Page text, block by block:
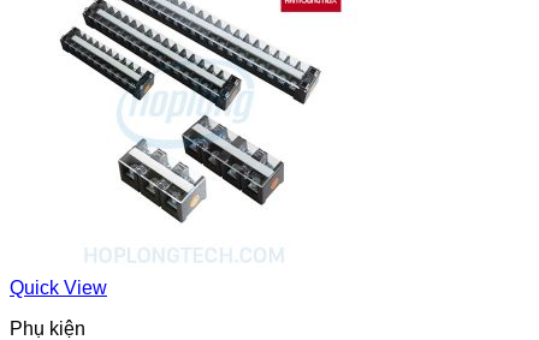
Quick View
Phụ kiện